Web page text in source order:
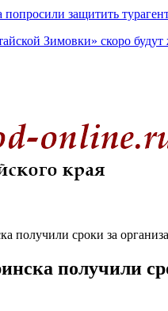
защитить
Зимовки» скоро
получили сроки за
получили